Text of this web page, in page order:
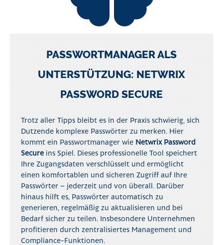
PASSWORTMANAGER ALS
UNTERSTÜTZUNG: NETWRIX
PASSWORD SECURE
Trotz aller Tipps bleibt es in der Praxis schwierig, sich
Dutzende komplexe Passwörter zu merken. Hier
kommt ein Passwortmanager wie Netwrix Password
Secure ins Spiel. Dieses professionelle Tool speichert
Ihre Zugangsdaten verschlüsselt und ermöglicht
einen komfortablen und sicheren Zugriff auf Ihre
Passwörter – jederzeit und von überall. Darüber
hinaus hilft es, Passwörter automatisch zu
generieren, regelmäßig zu aktualisieren und bei
Bedarf sicher zu teilen. Insbesondere Unternehmen
profitieren durch zentralisiertes Management und
Compliance-Funktionen.